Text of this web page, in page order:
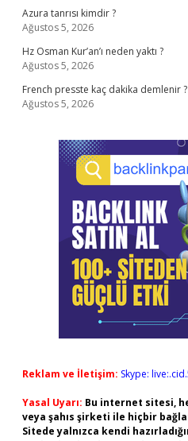
Azura tanrısı kimdir ?
Ağustos 5, 2026
Hz Osman Kur’an’ı neden yaktı ?
Ağustos 5, 2026
French presste kaç dakika demlenir ?
Ağustos 5, 2026
Reklam ve İletişim: Skype:
Yasal Uyarı: Bu internet sitesi,
veya şahıs şirketi ile hiçbir
Sitede yalnızca kendi